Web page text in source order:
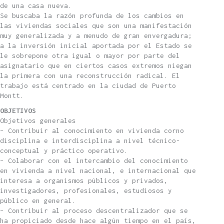
de una casa nueva.
Se buscaba la razón profunda de los cambios en
las viviendas sociales que son una manifestación
muy generalizada y a menudo de gran envergadura;
a la inversión inicial aportada por el Estado se
le sobrepone otra igual o mayor por parte del
asignatario que en ciertos casos extremos niegan
la primera con una reconstrucción radical. El
trabajo está centrado en la ciudad de Puerto
Montt.
OBJETIVOS
Objetivos generales
– Contribuir al conocimiento en vivienda corno
disciplina e interdisciplina a nivel técnico-
conceptual y práctico operativo.
– Colaborar con el intercambio del conocimiento
en vivienda a nivel nacional, e internacional que
interesa a organismos públicos y privados,
investigadores, profesionales, estudiosos y
público en general.
– Contribuir al proceso descentralizador que se
ha propiciado desde hace algún tiempo en el país,